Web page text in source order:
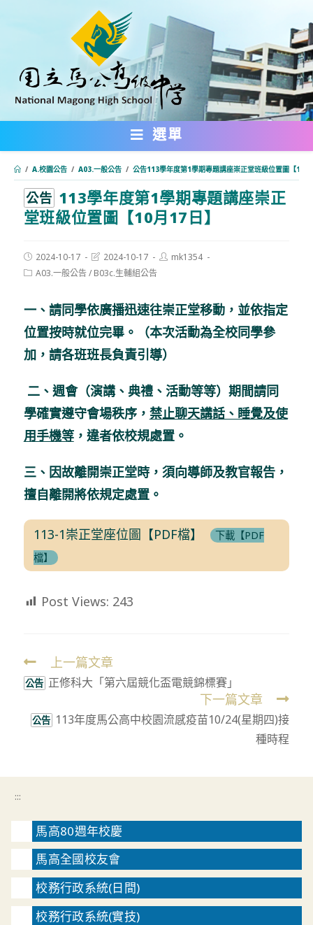
內
選單
/ A.校園公告 / A03.一般公告 / 公告113學年度第1學期專題講座崇正堂班級位置圖【10
公告 113學年度第1學期專題講座崇正
堂班級位置圖【10月17日】
Post
published:
2024-10-17
Post
modified:
2024-10-17
Postmk1354
PostA03.一般公告/ B03c.生輔組公告
一、請同學依廣播迅速往崇正堂移動，並依指定
位置按時就位完畢。（本次活動為全校同學參
加，請各班班長負責引導）
二、週會（演講、典禮、活動等等）期間請同
學確實遵守會場秩序， 禁止聊天講話、睡覺及使
用手機等，違者依校規處置。
三、因故離開崇正堂時，須向導師及教官報告，
擅自離開將依規定處置。
113-1崇正堂座位圖【PDF檔】
下載【PDF
檔】
Post Views: 243
Read
more
上一篇文章
公告 正修科大「第六屆競化盃電競錦標賽」
下一篇文章
公告 113年度馬公高中校園流感疫苗10/24(星期四)接
種時程
:::
馬高80週年校慶
馬高全國校友會
校務行政系統(日間)
校務行政系統(實技)